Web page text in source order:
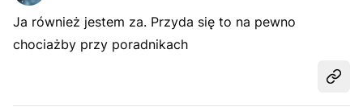
Ja również jestem za. Przyda się to na pewno
chociażby przy poradnikach